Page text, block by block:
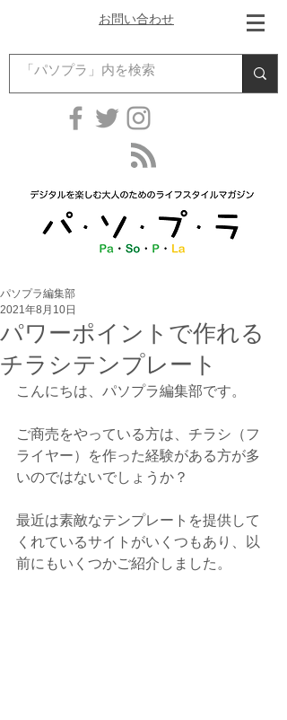
お問い合わせ
パワーポイントで作れる
チラシテンプレート
パソプラ編集部
2021年8月10日
こんにちは、パソプラ編集部です。
ご商売をやっている方は、チラシ（フ
ライヤー）を作った経験がある方が多
いのではないでしょうか？
最近は素敵なテンプレートを提供して
くれているサイトがいくつもあり、以
前にもいくつかご紹介しました。